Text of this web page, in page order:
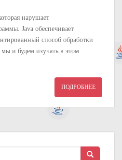
нарушает
Java обеспечивает
способ обработки
и будем изучать в этом
ПОДРОБНЕЕ